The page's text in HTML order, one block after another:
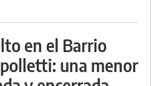
en el Barrio
una menor